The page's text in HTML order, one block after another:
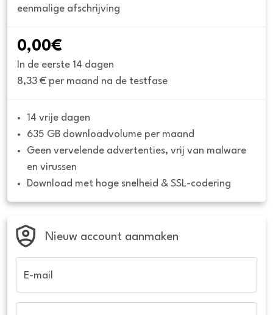
eenmalige afschrijving
0,00€
In de eerste 14 dagen
8,33 € per maand na de testfase
14 vrije dagen
635 GB downloadvolume per maand
Geen vervelende advertenties, vrij van malware
en virussen
Download met hoge snelheid & SSL-codering
Nieuw account aanmaken
E-mail